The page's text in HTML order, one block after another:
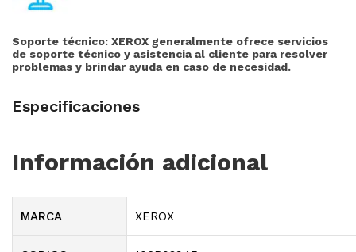
Soporte técnico: XEROX generalmente ofrece servicios
de soporte técnico y asistencia al cliente para resolver
problemas y brindar ayuda en caso de necesidad.
Especificaciones
Información adicional
MARCA XEROX